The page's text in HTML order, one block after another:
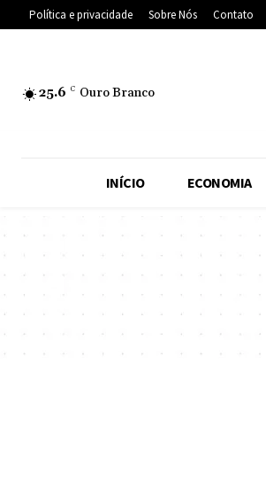
Política e privacidade Sobre Nós Contato
25.6 C Ouro Branco
INÍCIO ECONOMIA